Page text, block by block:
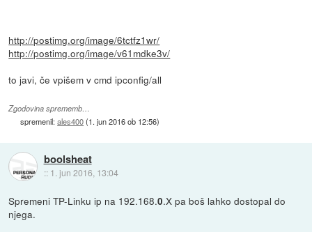
http://postimg.org/image/6tctfz1wr/
http://postimg.org/image/v61mdke3v/
to javi, če vpišem v cmd ipconfig/all
Zgodovina sprememb…
spremenil:ales400(1. jun 2016 ob 12:56)
boolsheat
:: 1. jun 2016, 13:04
Spremeni TP-Linku ip na 192.168.0.X pa boš lahko dostopal do
njega.